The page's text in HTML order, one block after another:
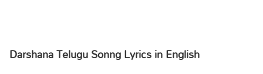
Darshana Telugu Sonng Lyrics in English